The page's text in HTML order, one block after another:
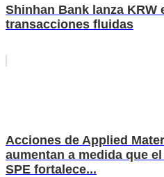
Shinhan Bank lanza KRW
transacciones fluidas
Acciones de Applied
aumentan a medida que
SPE fortalece...